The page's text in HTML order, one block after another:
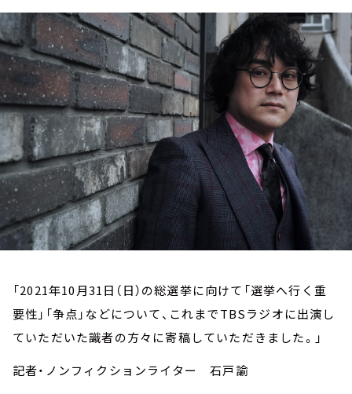
トピックス
TBS Podcast
お知らせ
イベント・グッズ
YouTube
会社情報
「2021年10月31日（日）の総選挙に向けて「選挙へ行く重
要性」「争点」などについて、これまでTBSラジオに出演し
ていただいた識者の方々に寄稿していただきました。」
記者・ノンフィクションライター 石戸諭